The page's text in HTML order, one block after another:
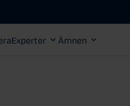
Experter Ämnen